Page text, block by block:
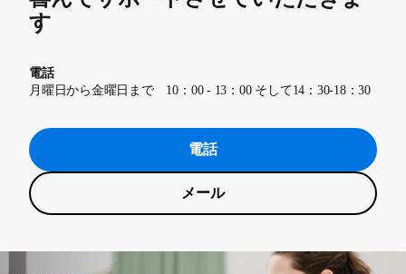
す
電話
月曜日から金曜日まで 10：00 - 13：00 そして14：30-18：30
電話
メール